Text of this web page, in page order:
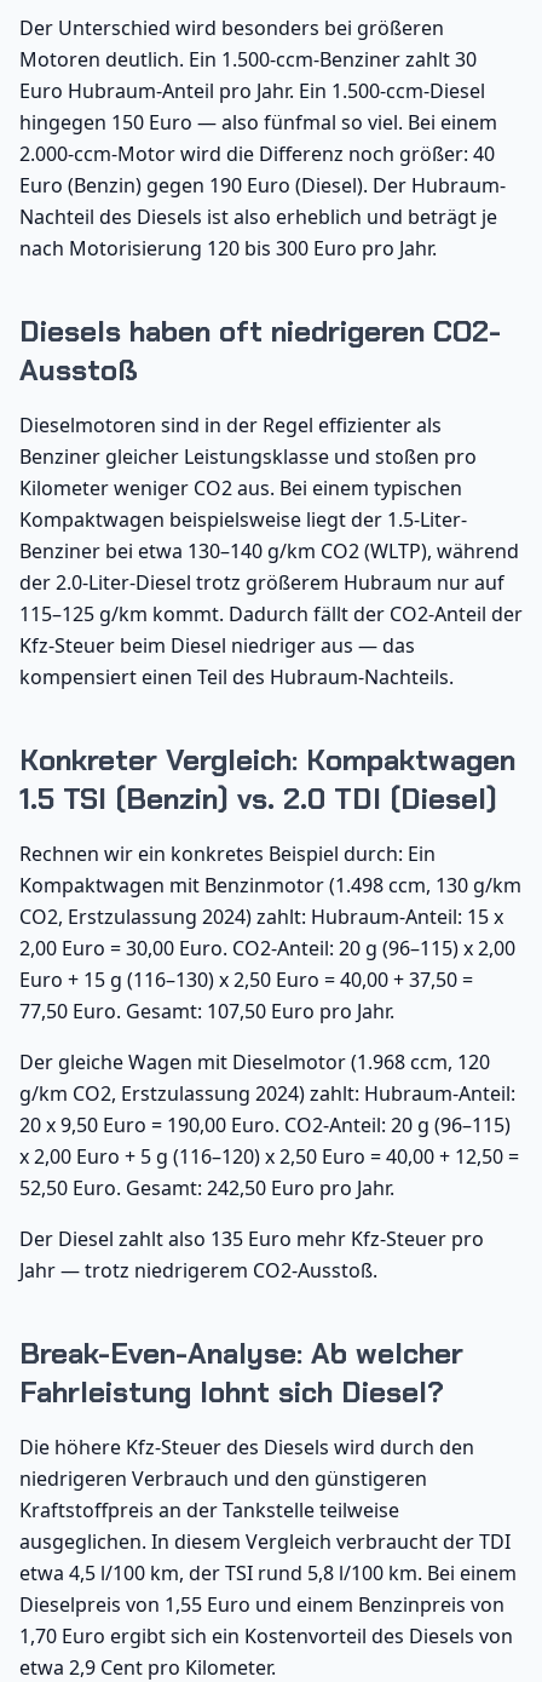
Der Unterschied wird besonders bei größeren
Motoren deutlich. Ein 1.500-ccm-Benziner zahlt 30
Euro Hubraum-Anteil pro Jahr. Ein 1.500-ccm-Diesel
hingegen 150 Euro — also fünfmal so viel. Bei einem
2.000-ccm-Motor wird die Differenz noch größer: 40
Euro (Benzin) gegen 190 Euro (Diesel). Der Hubraum-
Nachteil des Diesels ist also erheblich und beträgt je
nach Motorisierung 120 bis 300 Euro pro Jahr.
Diesels haben oft niedrigeren CO2-
Ausstoß
Dieselmotoren sind in der Regel effizienter als
Benziner gleicher Leistungsklasse und stoßen pro
Kilometer weniger CO2 aus. Bei einem typischen
Kompaktwagen beispielsweise liegt der 1.5-Liter-
Benziner bei etwa 130–140 g/km CO2 (WLTP), während
der 2.0-Liter-Diesel trotz größerem Hubraum nur auf
115–125 g/km kommt. Dadurch fällt der CO2-Anteil der
Kfz-Steuer beim Diesel niedriger aus — das
kompensiert einen Teil des Hubraum-Nachteils.
Konkreter Vergleich: Kompaktwagen
1.5 TSI (Benzin) vs. 2.0 TDI (Diesel)
Rechnen wir ein konkretes Beispiel durch: Ein
Kompaktwagen mit Benzinmotor (1.498 ccm, 130 g/km
CO2, Erstzulassung 2024) zahlt: Hubraum-Anteil: 15 x
2,00 Euro = 30,00 Euro. CO2-Anteil: 20 g (96–115) x 2,00
Euro + 15 g (116–130) x 2,50 Euro = 40,00 + 37,50 =
77,50 Euro. Gesamt: 107,50 Euro pro Jahr.
Der gleiche Wagen mit Dieselmotor (1.968 ccm, 120
g/km CO2, Erstzulassung 2024) zahlt: Hubraum-Anteil:
20 x 9,50 Euro = 190,00 Euro. CO2-Anteil: 20 g (96–115)
x 2,00 Euro + 5 g (116–120) x 2,50 Euro = 40,00 + 12,50 =
52,50 Euro. Gesamt: 242,50 Euro pro Jahr.
Der Diesel zahlt also 135 Euro mehr Kfz-Steuer pro
Jahr — trotz niedrigerem CO2-Ausstoß.
Break-Even-Analyse: Ab welcher
Fahrleistung lohnt sich Diesel?
Die höhere Kfz-Steuer des Diesels wird durch den
niedrigeren Verbrauch und den günstigeren
Kraftstoffpreis an der Tankstelle teilweise
ausgeglichen. In diesem Vergleich verbraucht der TDI
etwa 4,5 l/100 km, der TSI rund 5,8 l/100 km. Bei einem
Dieselpreis von 1,55 Euro und einem Benzinpreis von
1,70 Euro ergibt sich ein Kostenvorteil des Diesels von
etwa 2,9 Cent pro Kilometer.